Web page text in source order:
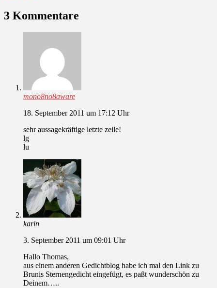
3 Kommentare
mono8no8aware
18. September 2011 um 17:12 Uhr
sehr aussagekräftige letzte zeile!
lg
lu
karin
3. September 2011 um 09:01 Uhr
Hallo Thomas,
aus einem anderen Gedichtblog habe ich mal den Link zu
Brunis Sternengedicht eingefügt, es paßt wunderschön zu
Deinem…..